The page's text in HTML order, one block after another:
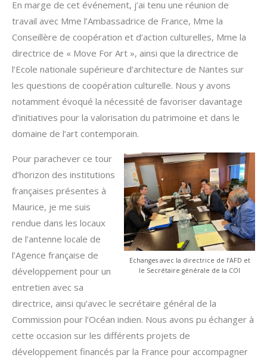
En marge de cet événement, j’ai tenu une réunion de
travail avec Mme l’Ambassadrice de France, Mme la
Conseillère de coopération et d’action culturelles, Mme la
directrice de « Move For Art », ainsi que la directrice de
l’Ecole nationale supérieure d’architecture de Nantes sur
les questions de coopération culturelle. Nous y avons
notamment évoqué la nécessité de favoriser davantage
d’initiatives pour la valorisation du patrimoine et dans le
domaine de l’art contemporain.
Echanges avec la directrice de l’AFD et
le Secrétaire générale de la COI
Pour parachever ce tour
d’horizon des institutions
françaises présentes à
Maurice, je me suis
rendue dans les locaux
de l’antenne locale de
l’Agence française de
développement pour un
entretien avec sa
directrice, ainsi qu’avec le secrétaire général de la
Commission pour l’Océan indien. Nous avons pu échanger à
cette occasion sur les différents projets de
développement financés par la France pour accompagner